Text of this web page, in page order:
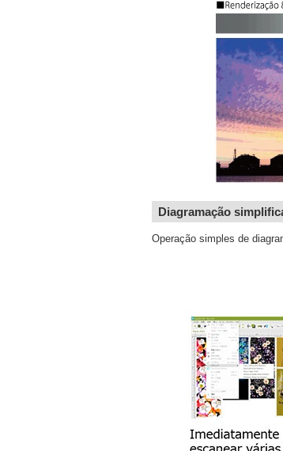
Diagramação
Operação simples de